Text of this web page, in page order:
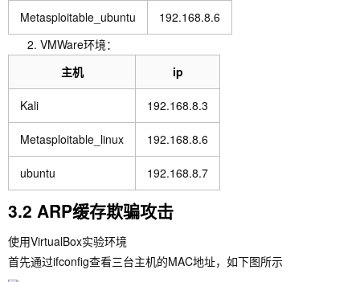
Metasploitable_ubuntu
192.168.8.6
VMWare环境：
主机
ip
Kali 192.168.8.3
Metasploitable_linux 192.168.8.6
ubuntu 192.168.8.7
3.2 ARP缓存欺骗攻击
使用VirtualBox实验环境
首先通过ifconfig查看三台主机的MAC地址，如下图所示